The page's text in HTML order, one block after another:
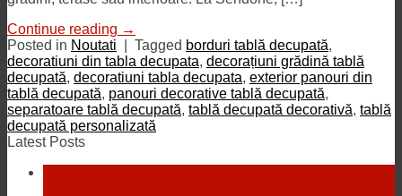
Continue reading →
Posted in Noutati Tagged borduri tablă decupată,
decoratiuni din tabla decupata, decorațiuni grădină tablă
decupată, decoratiuni tabla decupata, exterior panouri din
tablă decupată, panouri decorative tablă decupată,
separatoare tablă decupată, tablă decupată decorativă, tablă
decupată personalizată
Latest Posts